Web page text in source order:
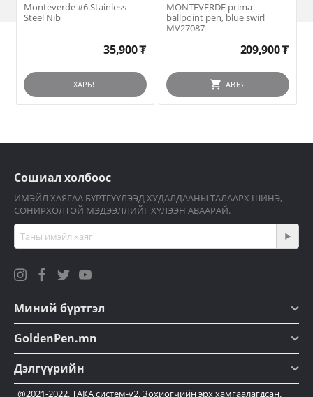
Monteverde #6 Stainless
Steel Nib
35,900₮
ХАРЪЯ
MONTEVERDE prima
ballpoint pen, blue swirl
MV27087
209,900₮
АВЪЯ
Сошиал холбоос
ИМЭЙЛ ХАЯГАА БҮРТГҮҮЛЭЭД ХУДАЛДААНЫ ТАЛААРХ ШИНЭ,
СОНИРХОЛТОЙ МЭДЭЭЛЛИЙГ ХҮЛЭЭН АВААРАЙ.
Миний бүртгэл
GoldenPen.mn
Дэлгүүрийн
@2021-2022. ТАКА систем-v2. Зохиогчийн эрх хамгаалагдсан.